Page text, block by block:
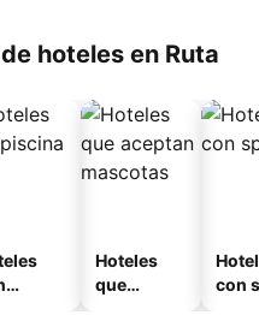
hoteles en Ruta
Hoteles
que
con